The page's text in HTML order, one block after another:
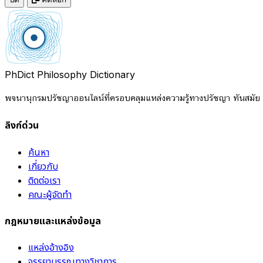
PhDict Philosophy Dictionary
พจนานุกรมปรัชญาออนไลน์ที่ครอบคลุมแหล่งความรู้ทางปรัชญา ทันสมัย
ลิงก์ด่วน
ค้นหา
เกี่ยวกับ
ติดต่อเรา
คณะผู้จัดทำ
กฎหมายและแหล่งข้อมูล
แหล่งอ้างอิง